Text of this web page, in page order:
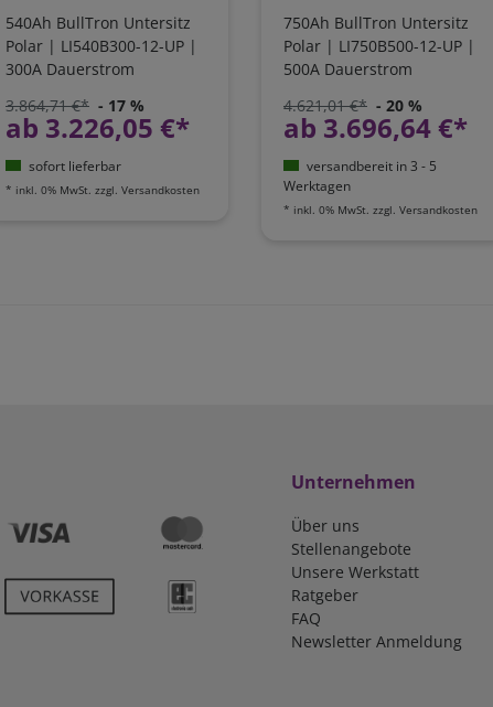
540Ah BullTron Untersitz
Polar | LI540B300-12-UP |
300A Dauerstrom
3.864,71 €* - 17 %
ab 3.226,05 €*
sofort lieferbar
* inkl. 0% MwSt. zzgl. Versandkosten
750Ah BullTron Untersitz
Polar | LI750B500-12-UP |
500A Dauerstrom
4.621,01 €* - 20 %
ab 3.696,64 €*
versandbereit in 3 - 5
Werktagen
* inkl. 0% MwSt. zzgl. Versandkosten
Unternehmen
Über uns
Stellenangebote
Unsere Werkstatt
Ratgeber
FAQ
Newsletter Anmeldung